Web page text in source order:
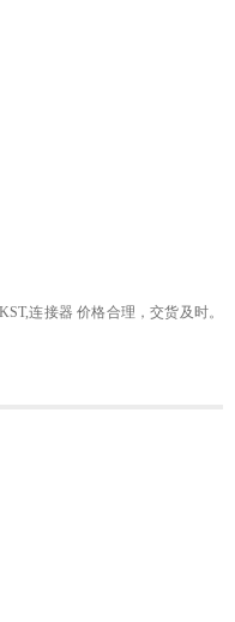
连接器 价格合理，交货及时。